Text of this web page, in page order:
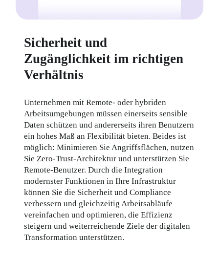
Sicherheit und
Zugänglichkeit im richtigen
Verhältnis
Unternehmen mit Remote- oder hybriden
Arbeitsumgebungen müssen einerseits sensible
Daten schützen und andererseits ihren Benutzern
ein hohes Maß an Flexibilität bieten. Beides ist
möglich: Minimieren Sie Angriffsflächen, nutzen
Sie Zero-Trust-Architektur und unterstützen Sie
Remote-Benutzer. Durch die Integration
modernster Funktionen in Ihre Infrastruktur
können Sie die Sicherheit und Compliance
verbessern und gleichzeitig Arbeitsabläufe
vereinfachen und optimieren, die Effizienz
steigern und weiterreichende Ziele der digitalen
Transformation unterstützen.